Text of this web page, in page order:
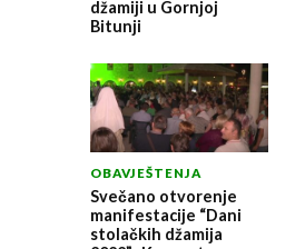
džamiji u Gornjoj
Bitunji
OBAVJEŠTENJA
Svečano otvorenje
manifestacije “Dani
stolačkih džamija